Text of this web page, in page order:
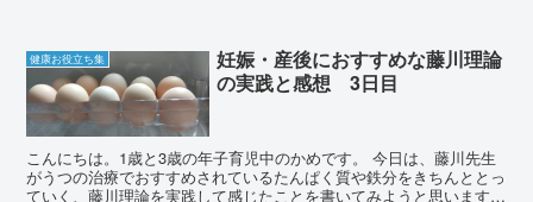
健康お役立ち集
妊娠・産後におすすめな藤川理論
の実践と感想 3日目
こんにちは。1歳と3歳の年子育児中のかめです。 今日は、藤川先生
がうつの治療でおすすめされているたんぱく質や鉄分をきちんととっ
ていく、藤川理論を実践して感じたことを書いてみようと思います。